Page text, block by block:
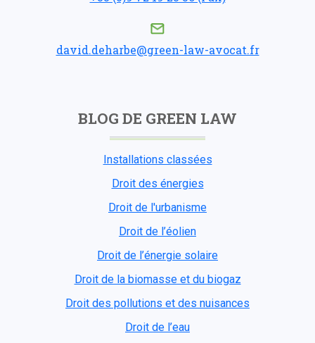
david.deharbe@green-law-avocat.fr
BLOG DE GREEN LAW
Installations classées
Droit des énergies
Droit de l'urbanisme
Droit de l’éolien
Droit de l’énergie solaire
Droit de la biomasse et du biogaz
Droit des pollutions et des nuisances
Droit de l’eau